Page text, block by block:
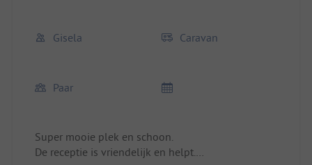
Gisela Caravan
Paar
Super mooie plek en schoon.
De receptie is vriendelijk en helpt.